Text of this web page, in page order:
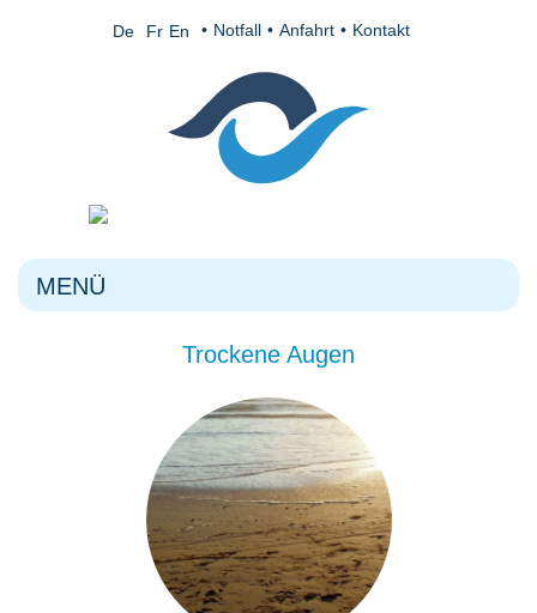
De Fr En Notfall Anfahrt Kontakt
MENÜ
Trockene Augen